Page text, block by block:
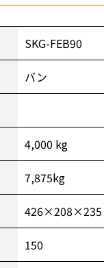
SKG-FEB90
バン
4,000 kg
7,875kg
426×208×235
150